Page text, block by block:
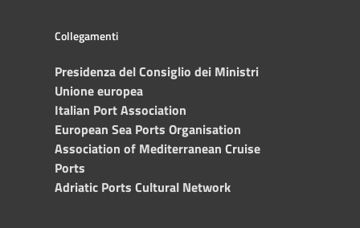
Collegamenti
Presidenza del Consiglio dei Ministri
Unione europea
Italian Port Association
European Sea Ports Organisation
Association of Mediterranean Cruise
Ports
Adriatic Ports Cultural Network